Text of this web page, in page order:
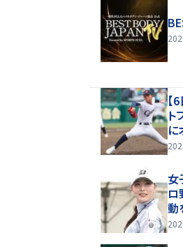
【
ト
に
女
ロ
動